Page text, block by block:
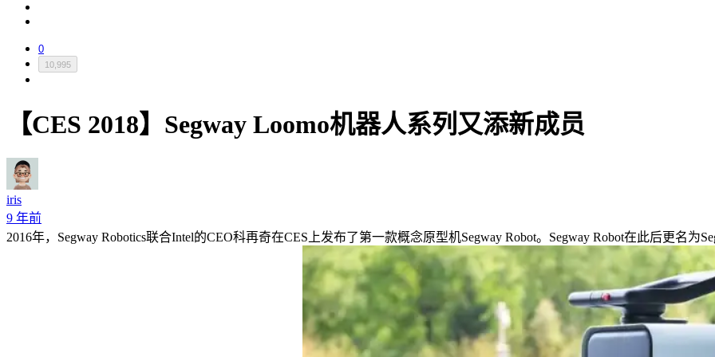
0
10,995
【CES 2018】Segway Loomo机器人系列又添新成员
iris
9 年前
2016年，Segway Robotics联合Intel的CEO科再奇在CES上发布了第一款概念原型机Segway Robot。Segway Robot在此后更名为